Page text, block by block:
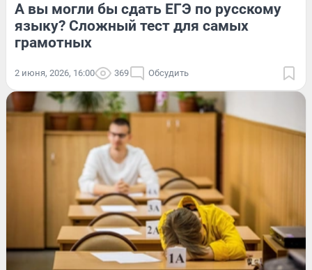
А вы могли бы сдать ЕГЭ по русскому
языку? Сложный тест для самых
грамотных
2 июня, 2026, 16:00 369 Обсудить